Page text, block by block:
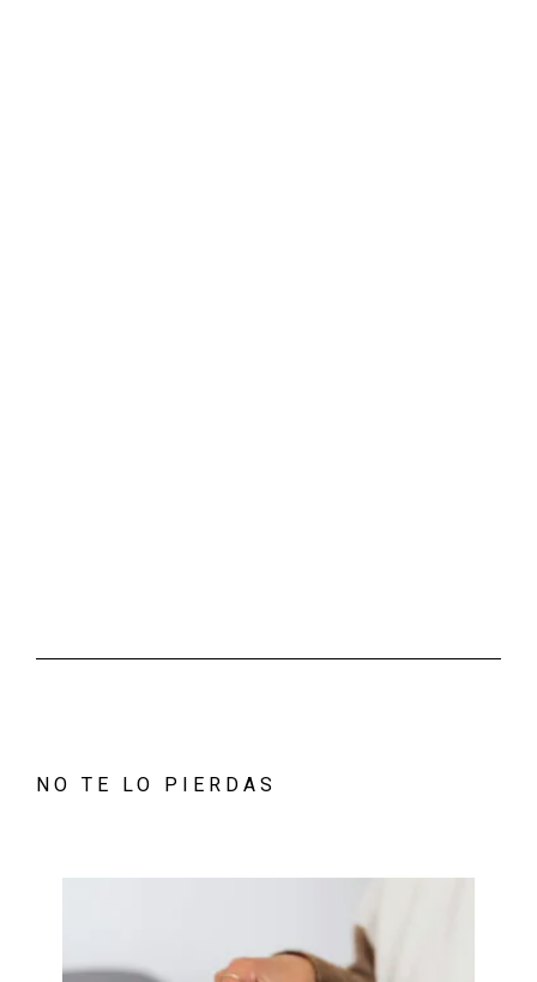
NO TE LO PIERDAS